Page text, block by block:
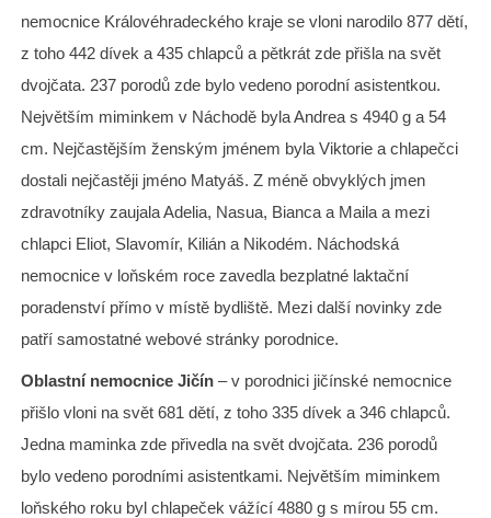
nemocnice Královéhradeckého kraje se vloni narodilo 877 dětí,
z toho 442 dívek a 435 chlapců a pětkrát zde přišla na svět
dvojčata. 237 porodů zde bylo vedeno porodní asistentkou.
Největším miminkem v Náchodě byla Andrea s 4940 g a 54
cm. Nejčastějším ženským jménem byla Viktorie a chlapečci
dostali nejčastěji jméno Matyáš. Z méně obvyklých jmen
zdravotníky zaujala Adelia, Nasua, Bianca a Maila a mezi
chlapci Eliot, Slavomír, Kilián a Nikodém. Náchodská
nemocnice v loňském roce zavedla bezplatné laktační
poradenství přímo v místě bydliště. Mezi další novinky zde
patří samostatné webové stránky porodnice.
Oblastní nemocnice Jičín – v porodnici jičínské nemocnice
přišlo vloni na svět 681 dětí, z toho 335 dívek a 346 chlapců.
Jedna maminka zde přivedla na svět dvojčata. 236 porodů
bylo vedeno porodními asistentkami. Největším miminkem
loňského roku byl chlapeček vážící 4880 g s mírou 55 cm.